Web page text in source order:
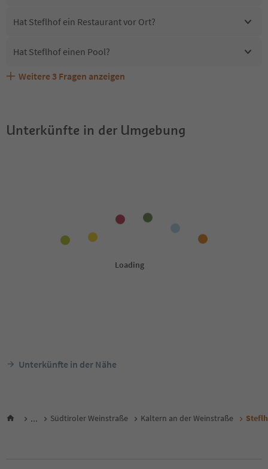
Hat Steflhof ein Restaurant vor Ort?
Hat Steflhof einen Pool?
Sind Haustiere in der Unterkunft Steflhof erlaubt?
Welche Services bietet Steflhof?
Erhalten die Gäste von Steflhof einen Südtirol
Weitere 3 Fragen anzeigen
Unterkünfte in der Umgebung
Unterkünfte in der Nähe
... Südtiroler Weinstraße Kaltern an der Weinstraße